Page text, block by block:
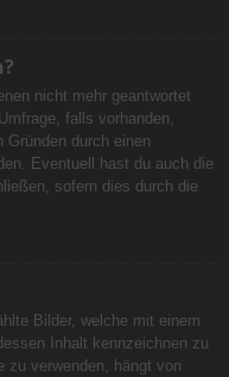
nicht mehr geantwortet
falls vorhanden,
Gründen durch einen
Eventuell hast du auch die
sofern dies durch die
Bilder, welche mit einem
Inhalt kennzeichnen zu
zu verwenden, hängt von